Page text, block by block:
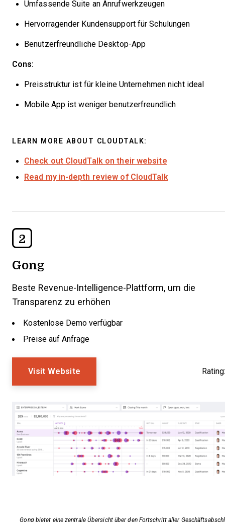
Umfassende Suite an Anrufwerkzeugen
Hervorragender Kundensupport für Schulungen
Benutzerfreundliche Desktop-App
Cons:
Preisstruktur ist für kleine Unternehmen nicht ideal
Mobile App ist weniger benutzerfreundlich
LEARN MORE ABOUT CLOUDTALK:
Check out CloudTalk on their website
Read my in-depth review of CloudTalk
2
Gong
Beste Revenue-Intelligence-Plattform, um die
Transparenz zu erhöhen
Kostenlose Demo verfügbar
Preise auf Anfrage
Visit Website Rating:
Gong bietet eine zentrale Übersicht über den Fortschritt aller